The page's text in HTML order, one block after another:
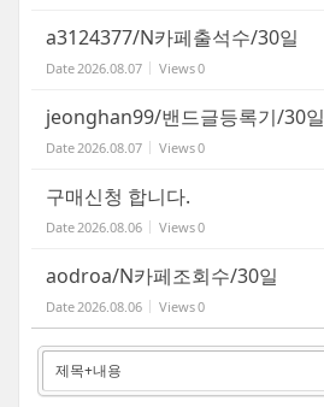
a3124377/N카페출석수/30일
Date 2026.08.07 Views0
jeonghan99/밴드글등록기/30일
Date 2026.08.07 Views0
구매신청 합니다.
Date 2026.08.06 Views0
aodroa/N카페조회수/30일
Date 2026.08.06 Views0